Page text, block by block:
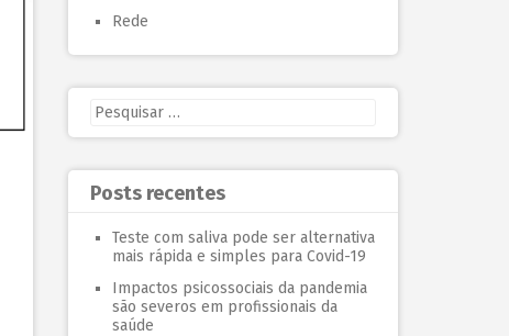
Rede
Posts recentes
Teste com saliva pode ser alternativa
mais rápida e simples para Covid-19
Impactos psicossociais da pandemia
são severos em profissionais da
saúde